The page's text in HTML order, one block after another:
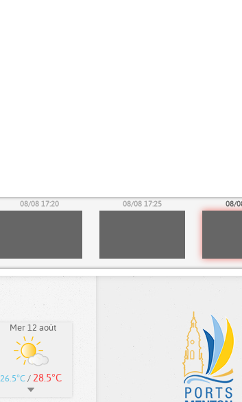
08/08 17:20 08/08 17:25 08/
Mer 12 août
26.5°C / 28.5°C